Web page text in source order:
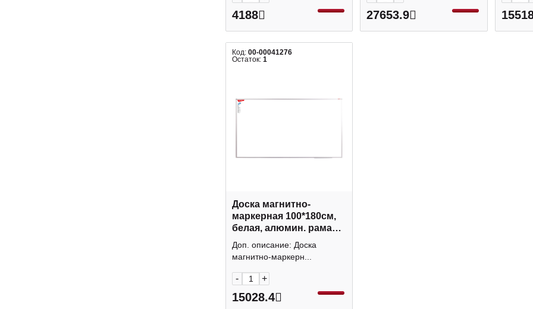
4188 27653.9
Код: 00-00041276
Остаток: 1
Доска магнитно-
маркерная 100*180см,
белая, алюмин. рама
"Premium" SDm_05030
Berlingo
Доп. описание: Доска
магнитно-маркерн...
- +
15028.4